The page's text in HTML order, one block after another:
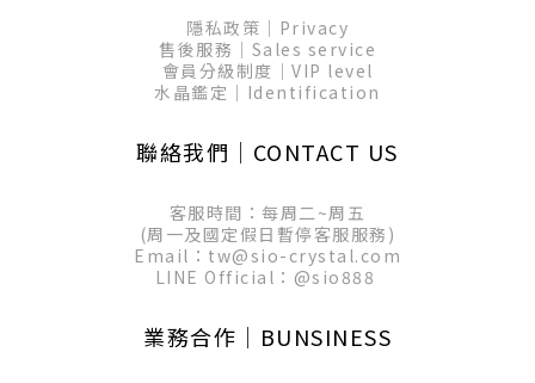
隱私政策│Privacy
售後服務│Sales service
會員分級制度│VIP level
水晶鑑定│Identification
聯絡我們│CONTACT US
客服時間：每周二~周五
(周一及國定假日暫停客服服務)
Email：tw@sio-crystal.com
LINE Official： @sio888
業務合作│BUNSINESS